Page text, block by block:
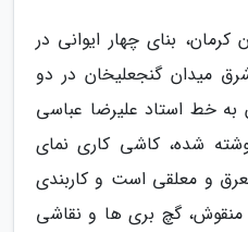
کرمان، بنای چهار ایوانی در
در شرق میدان گنجعلیخان در دو
خط استاد علیرضا عباسی
شده، کاشی کاری نمای
و معلقی است و کاربندی
گچ بری ها و نقاشی